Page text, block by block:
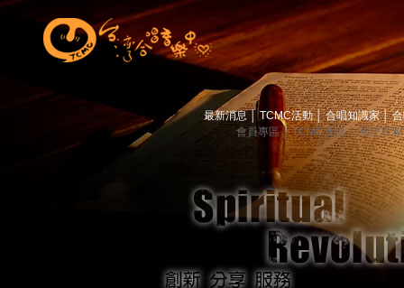
最新消息 TCMC活動│ 合唱知識家│
會員專區│ TCMC會訊│ 關於